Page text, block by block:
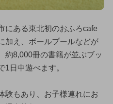
にある東北初のおふろcafe
加え、ボールプールなどが
約8,000冊の書籍が並ぶブッ
1日中遊べます。
験もあり、お子様連れにお